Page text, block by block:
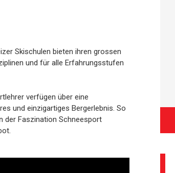
Skischulen bieten ihren grossen
und für alle Erfahrungsstufen
verfügen über eine
und einzigartiges Bergerlebnis. So
der Faszination Schneesport